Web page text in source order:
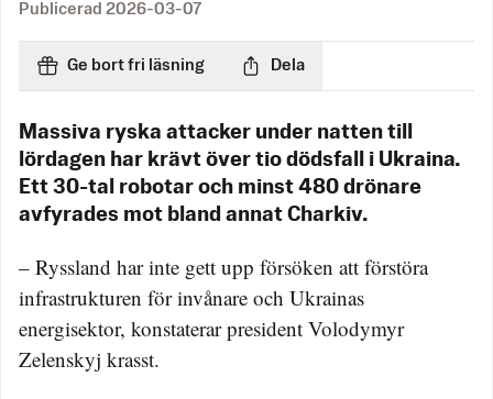
Publicerad 2026-03-07
Ge bort fri läsning Dela
Massiva ryska attacker under natten till
lördagen har krävt över tio dödsfall i Ukraina.
Ett 30-tal robotar och minst 480 drönare
avfyrades mot bland annat Charkiv.
– Ryssland har inte gett upp försöken att förstöra
infrastrukturen för invånare och Ukrainas
energisektor, konstaterar president Volodymyr
Zelenskyj krasst.